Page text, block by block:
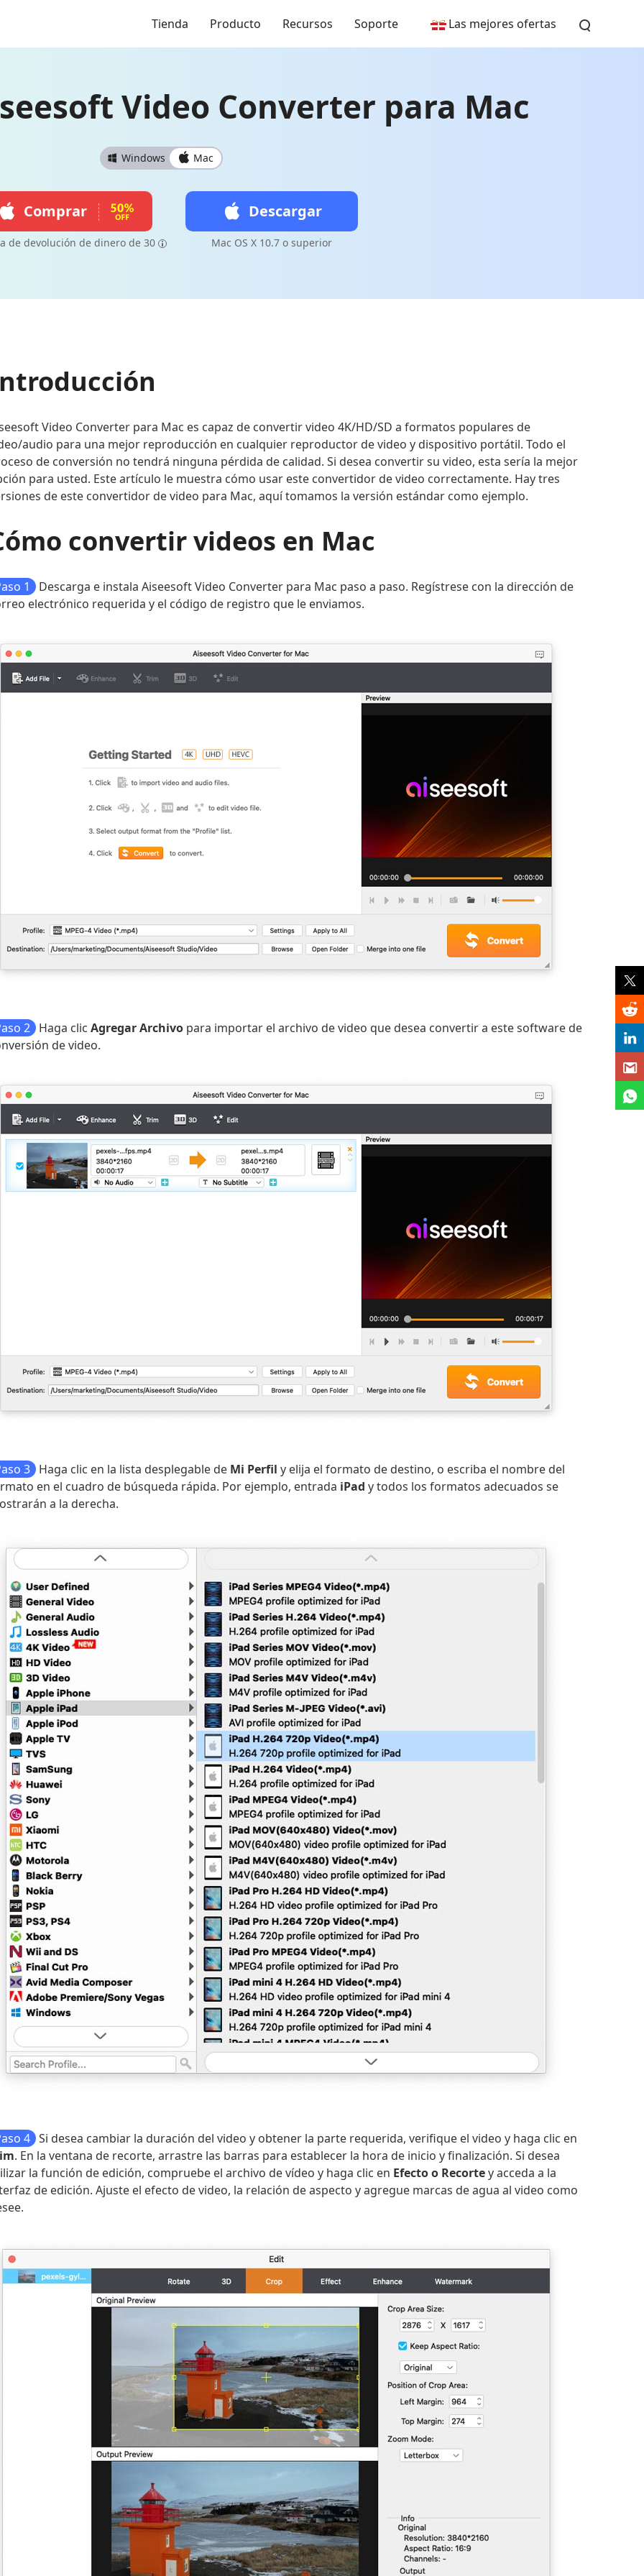
Tienda Producto Recursos Soporte Las mejores ofertas
Video Converter para Mac
Windows Mac
Comprar
de devolución de dinero de 30
Descargar
Mac OS X 10.7 o superior
Video Converter para Mac es capaz de convertir video 4K/HD/SD a formatos populares de
audio para una mejor reproducción en cualquier reproductor de video y dispositivo portátil. Todo el
de conversión no tendrá ninguna pérdida de calidad. Si desea convertir su video, esta sería la mejor
para usted. Este artículo le muestra cómo usar este convertidor de video correctamente. Hay tres
de este convertidor de video para Mac, aquí tomamos la versión estándar como ejemplo.
convertir videos en Mac
1
Descarga e instala Aiseesoft Video Converter para Mac paso a paso. Regístrese con la dirección de
electrónico requerida y el código de registro que le enviamos.
2 Haga clic Agregar Archivo para importar el archivo de video que desea convertir a este software de
de video.
3 Haga clic en la lista desplegable de Mi Perfil y elija el formato de destino, o escriba el nombre del
en el cuadro de búsqueda rápida. Por ejemplo, entrada iPad y todos los formatos adecuados se
a la derecha.
4 Si desea cambiar la duración del video y obtener la parte requerida, verifique el video y haga clic en
. En la ventana de recorte, arrastre las barras para establecer la hora de inicio y finalización. Si desea
la función de edición, compruebe el archivo de vídeo y haga clic en Efecto o Recortey acceda a la
de edición. Ajuste el efecto de video, la relación de aspecto y agregue marcas de agua al video como